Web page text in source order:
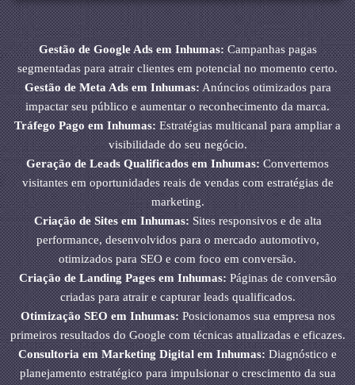
Gestão de Google Ads em Inhumas:Campanhas pagas
segmentadas para atrair clientes em potencial no momento certo.
Gestão de Meta Ads em Inhumas:Anúncios otimizados para
impactar seu público e aumentar o reconhecimento da marca.
Tráfego Pago em Inhumas:Estratégias multicanal para ampliar a
visibilidade do seu negócio.
Geração de Leads Qualificados em Inhumas:Convertemos
visitantes em oportunidades reais de vendas com estratégias de
marketing.
Criação de Sites em Inhumas:Sites responsivos e de alta
performance, desenvolvidos para o mercado automotivo,
otimizados para SEO e com foco em conversão.
Criação de Landing Pages em Inhumas:Páginas de conversão
criadas para atrair e capturar leads qualificados.
Otimização SEO em Inhumas:Posicionamos sua empresa nos
primeiros resultados do Google com técnicas atualizadas e eficazes.
Consultoria em Marketing Digital em Inhumas:Diagnóstico e
planejamento estratégico para impulsionar o crescimento da sua